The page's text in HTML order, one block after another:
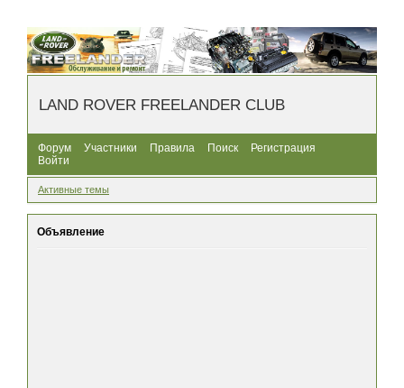
LAND ROVER FREELANDER CLUB
Форум Участники Правила Поиск
Регистрация
Войти
Активные темы
Объявление